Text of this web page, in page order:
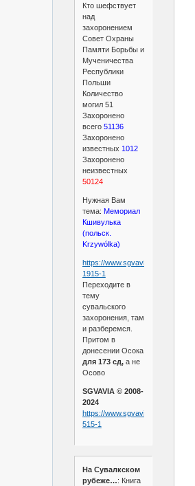
Кто шефствует
над
захоронением
Совет Охраны
Памяти Борьбы и
Мученичества
Республики
Польши
Количество
могил 51
Захоронено
всего 51136
Захоронено
известных 1012
Захоронено
неизвестных
50124
Нужная Вам
тема: Мемориал
Кшивулька
(польск.
Krzywólka)
https://www.sgvavia.ru/forum/
1915-1
Переходите в
тему
сувальского
захоронения, там
и разберемся.
Притом в
донесении Осока
для 173 сд,а не
Осово
SGVAVIA © 2008-
2024
https://www.sgvavia.ru/forum/
515-1
На Сувалкском
рубеже…: Книга